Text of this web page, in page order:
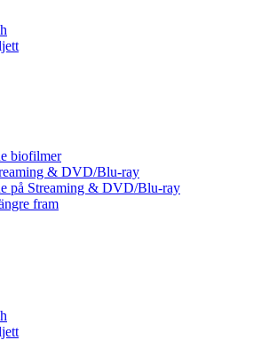
biofilmer
& DVD/Blu-ray
på Streaming & DVD/Blu-ray
fram